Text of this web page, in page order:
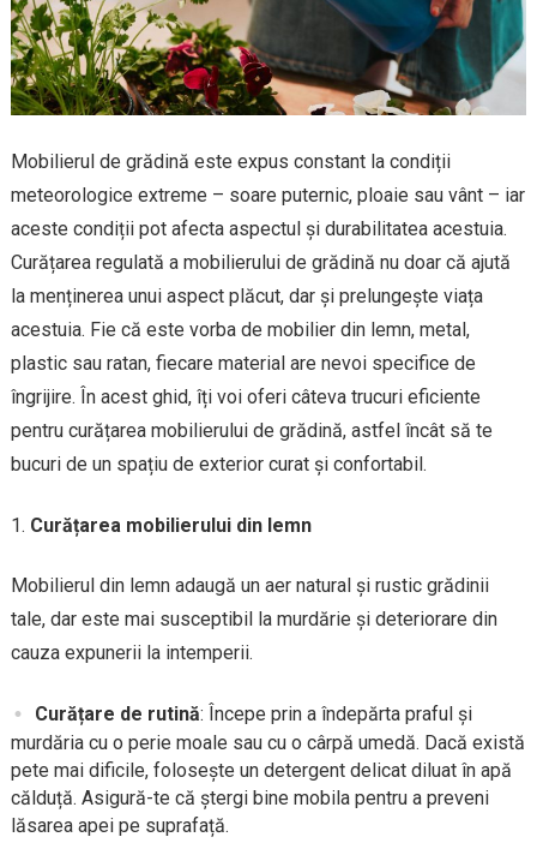
Mobilierul de grădină este expus constant la condiții
meteorologice extreme – soare puternic, ploaie sau vânt – iar
aceste condiții pot afecta aspectul și durabilitatea acestuia.
Curățarea regulată a mobilierului de grădină nu doar că ajută
la menținerea unui aspect plăcut, dar și prelungește viața
acestuia. Fie că este vorba de mobilier din lemn, metal,
plastic sau ratan, fiecare material are nevoi specifice de
îngrijire. În acest ghid, îți voi oferi câteva trucuri eficiente
pentru curățarea mobilierului de grădină, astfel încât să te
bucuri de un spațiu de exterior curat și confortabil.
Curățarea mobilierului din lemn
Mobilierul din lemn adaugă un aer natural și rustic grădinii
tale, dar este mai susceptibil la murdărie și deteriorare din
cauza expunerii la intemperii.
Curățare de rutină: Începe prin a îndepărta praful și
murdăria cu o perie moale sau cu o cârpă umedă. Dacă există
pete mai dificile, folosește un detergent delicat diluat în apă
călduță. Asigură-te că ștergi bine mobila pentru a preveni
lăsarea apei pe suprafață.